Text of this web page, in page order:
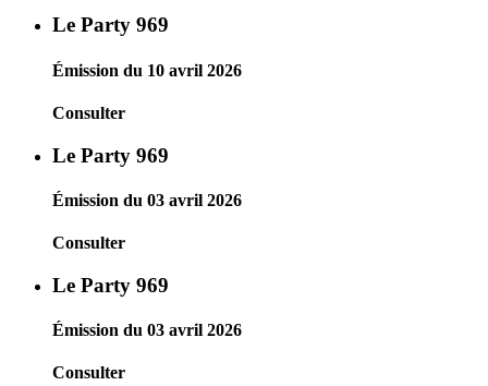
Le Party 969
Émission du 10 avril 2026
Consulter
Le Party 969
Émission du 03 avril 2026
Consulter
Le Party 969
Émission du 03 avril 2026
Consulter